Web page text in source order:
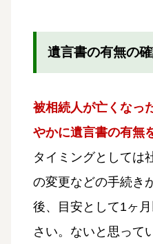
遺言書の有無の
被相続人が亡くなっ
やかに遺言書の有無
タイミングとしては
の変更などの手続き
後、目安として1ヶ
さい。ないと思って